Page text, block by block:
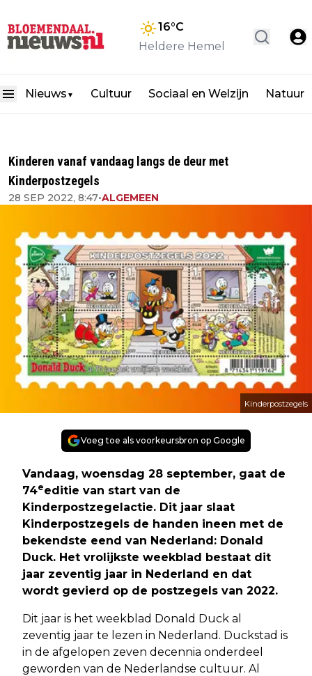
16°C
Heldere Hemel
Nieuws ▼ Cultuur Sociaal en Welzijn Natuur
Kinderen vanaf vandaag langs de deur met
Kinderpostzegels
28 SEP 2022, 8:47•ALGEMEEN
Kinderpostzegels
Voeg toe als voorkeursbron op Google
Vandaag, woensdag 28 september, gaat de
74eeditie van start van de
Kinderpostzegelactie. Dit jaar slaat
Kinderpostzegels de handen ineen met de
bekendste eend van Nederland: Donald
Duck. Het vrolijkste weekblad bestaat dit
jaar zeventig jaar in Nederland en dat
wordt gevierd op de postzegels van 2022.
Dit jaar is het weekblad Donald Duck al
zeventig jaar te lezen in Nederland. Duckstad is
in de afgelopen zeven decennia onderdeel
geworden van de Nederlandse cultuur. Al